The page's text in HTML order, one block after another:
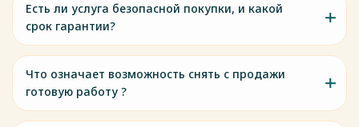
Есть ли услуга безопасной покупки, и какой
срок гарантии?
Что означает возможность снять с продажи
готовую работу ?